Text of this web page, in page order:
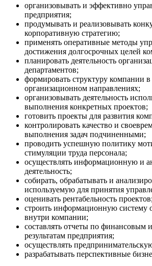
организовывать и эффективно
предприятия;
продумывать и реализовывать
корпоративную стратегию;
применять оперативные методы
достижения долгосрочных целей
планировать деятельность
департаментов;
формировать структуру компании
организационном направлениях;
организовывать деятельность
выполнения конкретных проектов;
готовить проекты для развития
контролировать качество и
выполнения задач подчиненными;
проводить успешную политику
стимуляции труда персонала;
осуществлять информационную и
деятельность;
собирать, обрабатывать и
используемую для принятия
оценивать рентабельность проектов;
строить информационную систему
внутри компании;
составлять отчеты по финансовым
результатам предприятия;
осуществлять
разрабатывать перспективные